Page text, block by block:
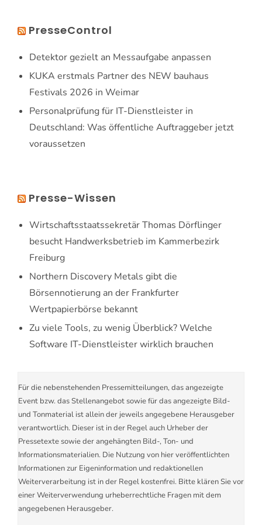
PresseControl
Detektor gezielt an Messaufgabe anpassen
KUKA erstmals Partner des NEW bauhaus
Festivals 2026 in Weimar
Personalprüfung für IT-Dienstleister in
Deutschland: Was öffentliche Auftraggeber jetzt
voraussetzen
Presse-Wissen
Wirtschaftsstaatssekretär Thomas Dörflinger
besucht Handwerksbetrieb im Kammerbezirk
Freiburg
Northern Discovery Metals gibt die
Börsennotierung an der Frankfurter
Wertpapierbörse bekannt
Zu viele Tools, zu wenig Überblick? Welche
Software IT-Dienstleister wirklich brauchen
Für die nebenstehenden Pressemitteilungen, das angezeigte
Event bzw. das Stellenangebot sowie für das angezeigte Bild-
und Tonmaterial ist allein der jeweils angegebene Herausgeber
verantwortlich. Dieser ist in der Regel auch Urheber der
Pressetexte sowie der angehängten Bild-, Ton- und
Informationsmaterialien. Die Nutzung von hier veröffentlichten
Informationen zur Eigeninformation und redaktionellen
Weiterverarbeitung ist in der Regel kostenfrei. Bitte klären Sie vor
einer Weiterverwendung urheberrechtliche Fragen mit dem
angegebenen Herausgeber.